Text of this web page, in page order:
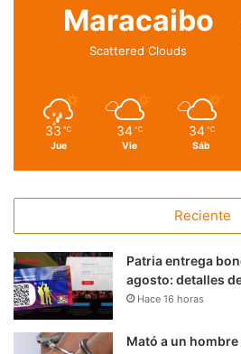
Maracaibo
Scattered Clouds
33 ℃
Jue
34 ℃
Vie
34 ℃
Sáb
Reciente
Patria entrega
agosto: detalles
Hace 16 horas
Mató a un